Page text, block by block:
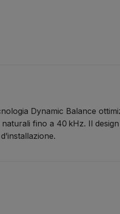
Dynamic Balance
fino a 40 kHz. Il